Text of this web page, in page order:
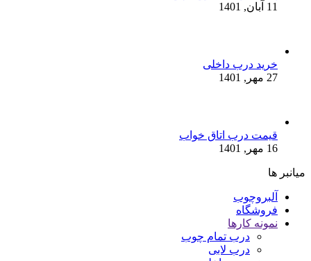
11 آبان, 1401
خرید درب داخلی
27 مهر, 1401
قیمت درب اتاق خواب
16 مهر, 1401
میانبر ها
آلبروچوب
فروشگاه
نمونه کارها
درب تمام چوب
درب لابی